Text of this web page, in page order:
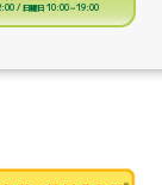
/ 日曜日 10:00～19:00